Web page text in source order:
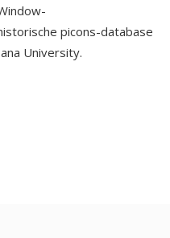
picons-database
University.